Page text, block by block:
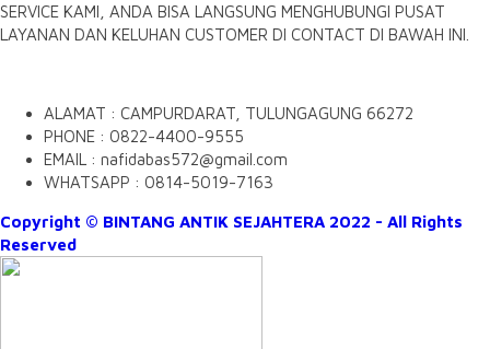
SERVICE KAMI, ANDA BISA LANGSUNG MENGHUBUNGI PUSAT
LAYANAN DAN KELUHAN CUSTOMER DI CONTACT DI BAWAH INI.
ALAMAT : CAMPURDARAT, TULUNGAGUNG 66272
PHONE : 0822-4400-9555
EMAIL : nafidabas572@gmail.com
WHATSAPP : 0814-5019-7163
Copyright © BINTANG ANTIK SEJAHTERA 2022 - All Rights
Reserved